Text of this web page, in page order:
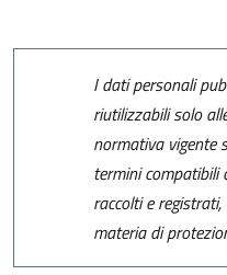
I dati personali
riutilizzabili solo
normativa vigente
termini compatibili
raccolti e
materia di